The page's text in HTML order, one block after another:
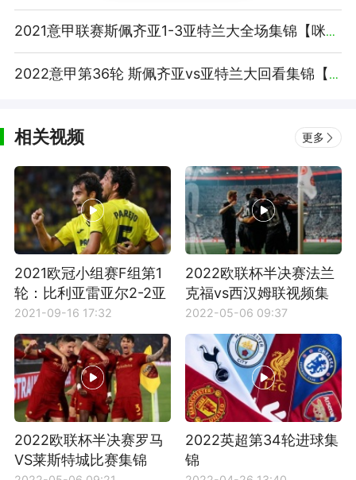
2021意甲联赛斯佩齐亚1-3亚特兰大全场集锦【咪咕视频】
2022意甲第36轮 斯佩齐亚vs亚特兰大回看集锦【腾讯视频】
相关视频 更多
2021欧冠小组赛F组第1
轮：比利亚雷亚尔2-2亚
特兰大全场集锦
2021-09-16 17:32
2022欧联杯半决赛法兰
克福vs西汉姆联视频集
锦
2022-05-06 09:37
2022欧联杯半决赛罗马
VS莱斯特城比赛集锦
2022英超第34轮进球集
锦